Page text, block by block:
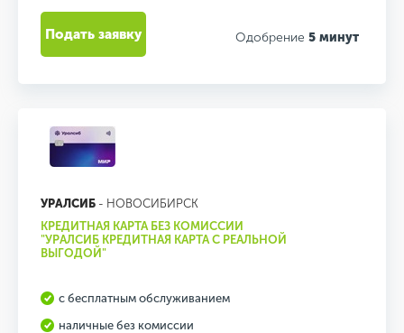
Одобрение 5 минут
Подать заявку
УРАЛСИБ - НОВОСИБИРСК
КРЕДИТНАЯ КАРТА БЕЗ КОМИССИИ
"УРАЛСИБ КРЕДИТНАЯ КАРТА С РЕАЛЬНОЙ
ВЫГОДОЙ"
с бесплатным обслуживанием
наличные без комиссии